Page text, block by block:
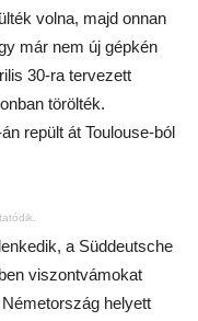
volna, majd onnan
már nem új gépkén
30-ra tervezett
törölték.
repült át Toulouse-ból
a Süddeutsche
viszontvámokat
helyett